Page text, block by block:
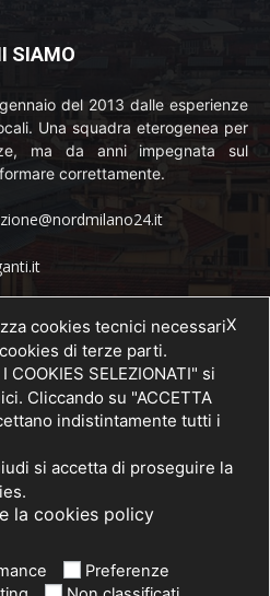
SIAMO
del 2013 dalle esperienze
Una squadra eterogenea per
ma da anni impegnata sul
correttamente.
X
cookies tecnici necessari
di terze parti.
COOKIES SELEZIONATI" si
Cliccando su "ACCETTA
indistintamente tutti i
si accetta di proseguire la
la cookies policy
Preferenze